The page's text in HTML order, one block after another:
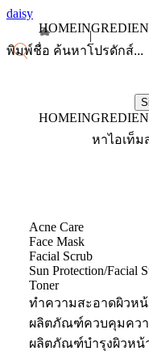
daisy
HOME
HOME
หาไอเท็ม
Acne Care
Face Mask
Facial Scrub
Sun Protection/Facial
Toner
ทำความสะอาดผิวหน้า
ผลิตภัณฑ์ควบคุมคว
ผลิตภัณฑ์บำรุงผิวหน้